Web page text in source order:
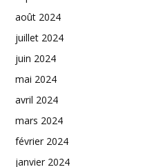
août 2024
juillet 2024
juin 2024
mai 2024
avril 2024
mars 2024
février 2024
janvier 2024